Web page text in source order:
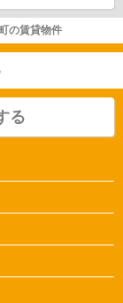
の賃貸物件
る